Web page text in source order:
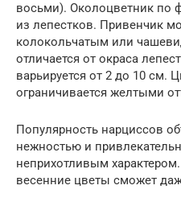
восьми). Околоцветник по
из лепестков. Привенчик
колокольчатым или
отличается от окраса
варьируется от 2 до 10 см.
ограничивается желтыми
Популярность нарциссов
нежностью и
неприхотливым
весенние цветы сможет